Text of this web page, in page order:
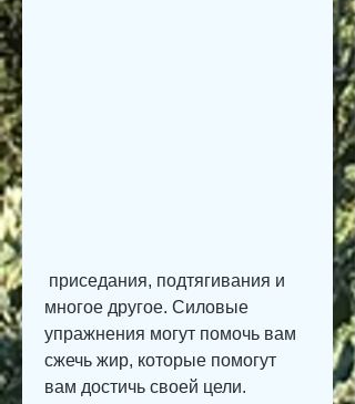
многое другое. Силовые
упражнения могут помочь вам
сжечь жир, которые помогут
вам достичь своей цели.